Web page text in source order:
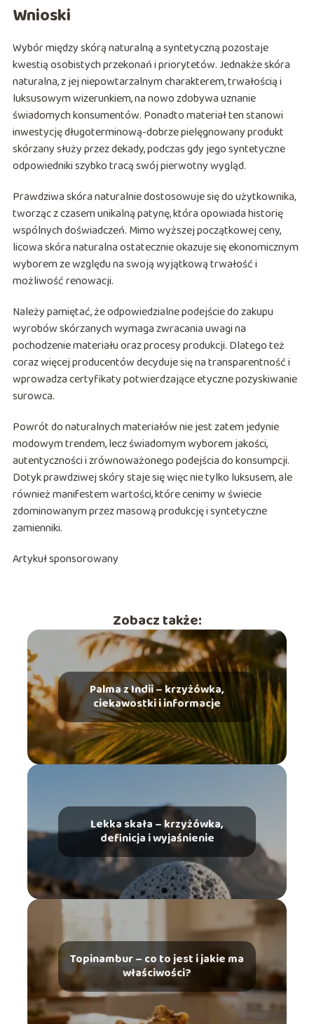
Wnioski
Wybór między skórą naturalną a syntetyczną pozostaje
kwestią osobistych przekonań i priorytetów. Jednakże skóra
naturalna, z jej niepowtarzalnym charakterem, trwałością i
luksusowym wizerunkiem, na nowo zdobywa uznanie
świadomych konsumentów. Ponadto materiał ten stanowi
inwestycję długoterminową-dobrze pielęgnowany produkt
skórzany służy przez dekady, podczas gdy jego syntetyczne
odpowiedniki szybko tracą swój pierwotny wygląd.
Prawdziwa skóra naturalnie dostosowuje się do użytkownika,
tworząc z czasem unikalną patynę, która opowiada historię
wspólnych doświadczeń. Mimo wyższej początkowej ceny,
licowa skóra naturalna ostatecznie okazuje się ekonomicznym
wyborem ze względu na swoją wyjątkową trwałość i
możliwość renowacji.
Należy pamiętać, że odpowiedzialne podejście do zakupu
wyrobów skórzanych wymaga zwracania uwagi na
pochodzenie materiału oraz procesy produkcji. Dlatego też
coraz więcej producentów decyduje się na transparentność i
wprowadza certyfikaty potwierdzające etyczne pozyskiwanie
surowca.
Powrót do naturalnych materiałów nie jest zatem jedynie
modowym trendem, lecz świadomym wyborem jakości,
autentyczności i zrównoważonego podejścia do konsumpcji.
Dotyk prawdziwej skóry staje się więc nie tylko luksusem, ale
również manifestem wartości, które cenimy w świecie
zdominowanym przez masową produkcję i syntetyczne
zamienniki.
Artykuł sponsorowany
Zobacz także:
Palma z Indii – krzyżówka,
ciekawostki i informacje
Lekka skała – krzyżówka,
definicja i wyjaśnienie
Topinambur – co to jest i jakie ma
właściwości?